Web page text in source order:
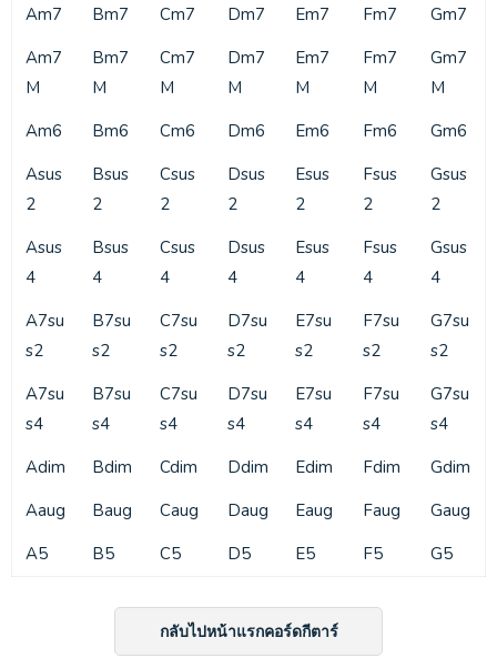
Am7
Bm7 Cm7 Dm7 Em7 Fm7
Gm7
Am7
M
Bm7
M
Cm7
M
Dm7
M
Em7
M
Fm7
M
Gm7
M
Am6
Bm6 Cm6 Dm6 Em6 Fm6
Gm6
Asus
2
Bsus
2
Csus
2
Dsus
2
Esus
2
Fsus
2
Gsus
2
Asus
4
Bsus
4
Csus
4
Dsus
4
Esus
4
Fsus
4
Gsus
4
A7su
s2
B7su
s2
C7su
s2
D7su
s2
E7su
s2
F7su
s2
G7su
s2
A7su
s4
B7su
s4
C7su
s4
D7su
s4
E7su
s4
F7su
s4
G7su
s4
Adim
Bdim Cdim Ddim Edim Fdim
Gdim
Aaug
Baug Caug Daug Eaug Faug
Gaug
A5
B5 C5 D5 E5 F5 G5
กลับไปหน้าแรกคอร์ดกีตาร์